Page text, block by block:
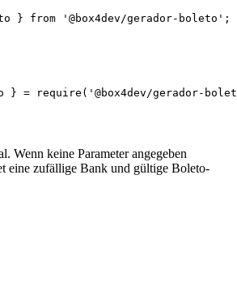
} from '@box4dev/gerador-boleto' ;
} = require ( '@box4dev/gerador-
Wenn keine Parameter angegeben
eine zufällige Bank und gültige Boleto-